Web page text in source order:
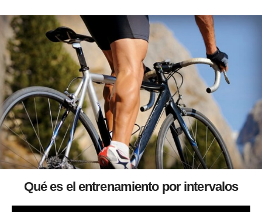
Qué es el entrenamiento por intervalos